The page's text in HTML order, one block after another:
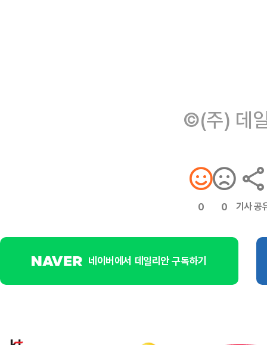
©(주) 데
0 0 기사 공
네이버에서 데일리안 구독하기